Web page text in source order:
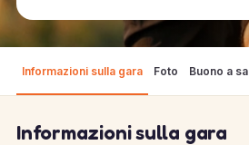
Informazioni sulla gara Foto Buono a
Informazioni sulla gara